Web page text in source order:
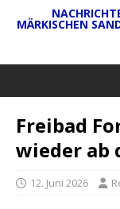
MÄRKISCHEN
Freibad
wieder ab
12. Juni 2026